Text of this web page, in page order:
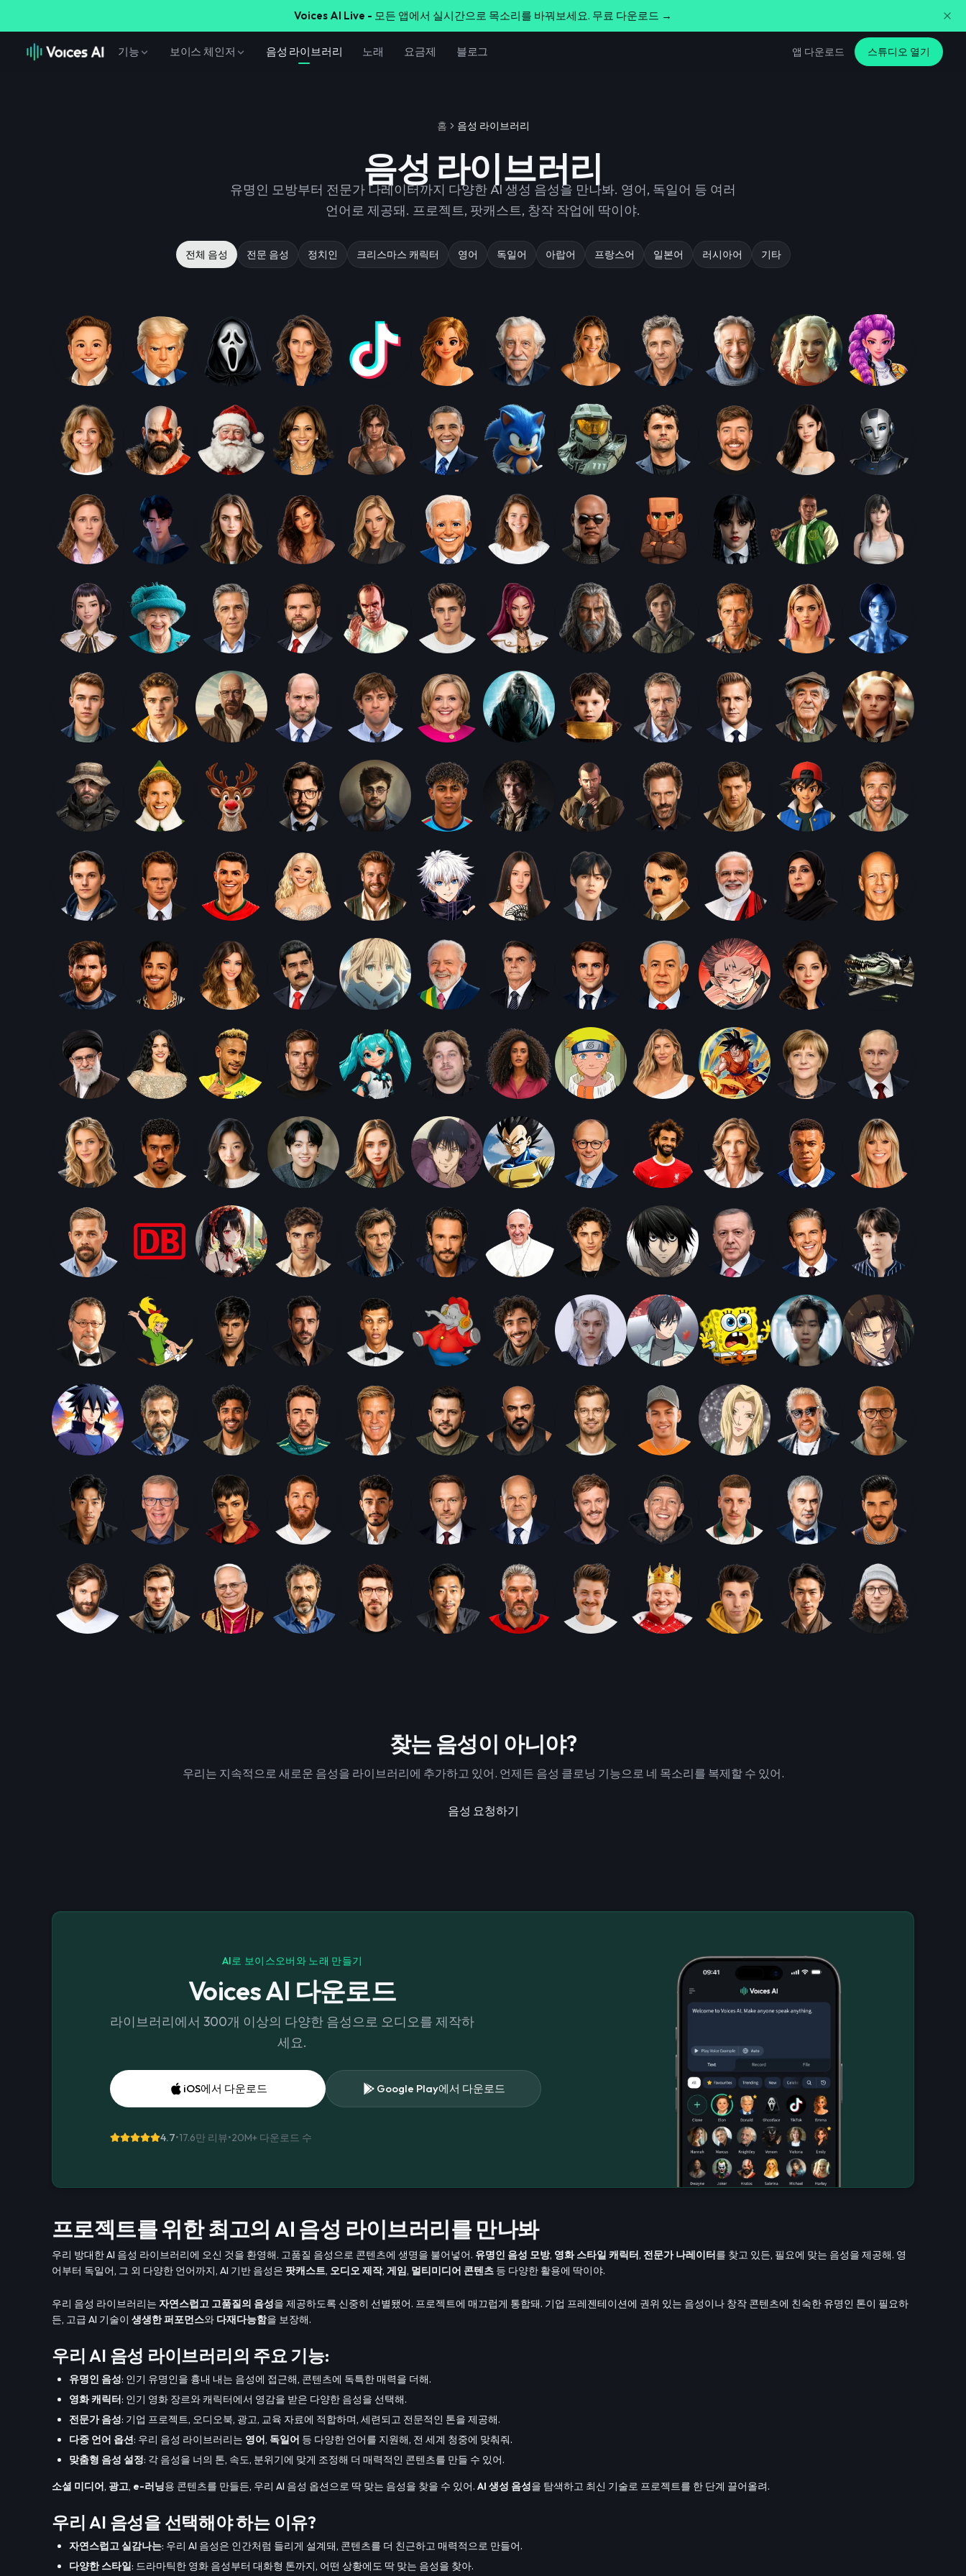
Voices AI Live - 모든 앱에서 실시간으로 목소리를 바꿔보세요. 무료 다운로드 →
기능 보이스 체인저 음성 라이브러리 노래 요금제 블로그 앱 다운로드 스튜디오 열기
홈 음성 라이브러리
음성 라이브러리
유명인 모방부터 전문가 나레이터까지 다양한 AI 생성 음성을 만나봐. 영어, 독일어 등 여러
언어로 제공돼. 프로젝트, 팟캐스트, 창작 작업에 딱이야.
전체 음성 전문 음성 정치인 크리스마스 캐릭터 영어 독일어 아랍어 프랑스어 일본어 러시아어 기타
찾는 음성이 아니야?
우리는 지속적으로 새로운 음성을 라이브러리에 추가하고 있어. 언제든 음성 클로닝 기능으로 네 목소리를 복제할 수 있어.
음성 요청하기
AI로 보이스오버와 노래 만들기
Voices AI 다운로드
라이브러리에서 300개 이상의 다양한 음성으로 오디오를 제작하
세요.
iOS에서 다운로드 Google Play에서 다운로드
4.7•17.6만 리뷰•20M+ 다운로드 수
프로젝트를 위한 최고의 AI 음성 라이브러리를 만나봐
우리 방대한 AI 음성 라이브러리에 오신 것을 환영해. 고품질 음성으로 콘텐츠에 생명을 불어넣어. 유명인 음성 모방, 영화 스타일 캐릭터, 전문가 나레이터를 찾고 있든, 필요에 맞는 음성을 제공해. 영
어부터 독일어, 그 외 다양한 언어까지, AI 기반 음성은 팟캐스트, 오디오 제작, 게임, 멀티미디어 콘텐츠 등 다양한 활용에 딱이야.
우리 음성 라이브러리는 자연스럽고 고품질의 음성을 제공하도록 신중히 선별됐어. 프로젝트에 매끄럽게 통합돼. 기업 프레젠테이션에 권위 있는 음성이나 창작 콘텐츠에 친숙한 유명인 톤이 필요하
든, 고급 AI 기술이 생생한 퍼포먼스와 다재다능함을 보장해.
우리 AI 음성 라이브러리의 주요 기능:
유명인 음성: 인기 유명인을 흉내 내는 음성에 접근해, 콘텐츠에 독특한 매력을 더해.
영화 캐릭터: 인기 영화 장르와 캐릭터에서 영감을 받은 다양한 음성을 선택해.
전문가 음성: 기업 프로젝트, 오디오북, 광고, 교육 자료에 적합하며, 세련되고 전문적인 톤을 제공해.
다중 언어 옵션: 우리 음성 라이브러리는 영어, 독일어 등 다양한 언어를 지원해, 전 세계 청중에 맞춰줘.
맞춤형 음성 설정: 각 음성을 너의 톤, 속도, 분위기에 맞게 조정해 더 매력적인 콘텐츠를 만들 수 있어.
소셜 미디어, 광고, e-러닝용 콘텐츠를 만들든, 우리 AI 음성 옵션으로 딱 맞는 음성을 찾을 수 있어. AI 생성 음성을 탐색하고 최신 기술로 프로젝트를 한 단계 끌어올려.
우리 AI 음성을 선택해야 하는 이유?
자연스럽고 실감나는: 우리 AI 음성은 인간처럼 들리게 설계돼, 콘텐츠를 더 친근하고 매력적으로 만들어.
다양한 스타일: 드라마틱한 영화 음성부터 대화형 톤까지, 어떤 상황에도 딱 맞는 음성을 찾아.